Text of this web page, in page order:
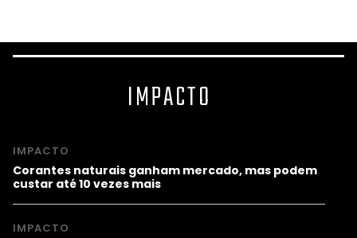
IMPACTO
IMPACTO
Corantes naturais ganham mercado, mas podem
custar até 10 vezes mais
IMPACTO